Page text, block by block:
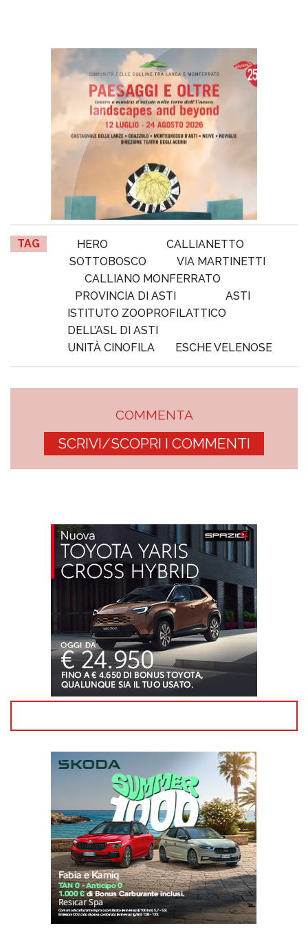
TAG HERO
CALLIANETTO
SOTTOBOSCO
VIA MARTINETTI
CALLIANO MONFERRATO
PROVINCIA DI ASTI
ASTI
ISTITUTO ZOOPROFILATTICO
DELL’ASL DI ASTI
UNITÀ CINOFILA
ESCHE VELENOSE
COMMENTA
SCRIVI/SCOPRI I COMMENTI